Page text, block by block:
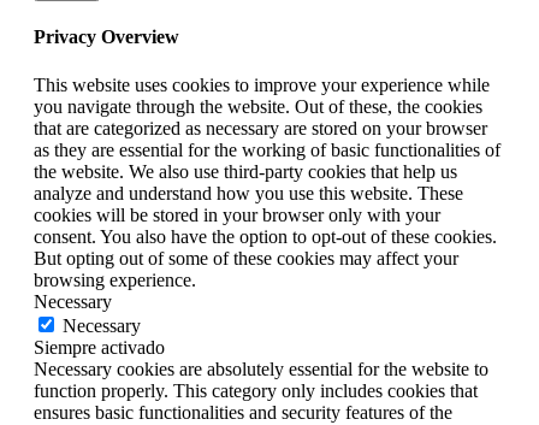
Privacy Overview
This website uses cookies to improve your experience while
you navigate through the website. Out of these, the cookies
that are categorized as necessary are stored on your browser
as they are essential for the working of basic functionalities of
the website. We also use third-party cookies that help us
analyze and understand how you use this website. These
cookies will be stored in your browser only with your
consent. You also have the option to opt-out of these cookies.
But opting out of some of these cookies may affect your
browsing experience.
Necessary
Necessary
Siempre activado
Necessary cookies are absolutely essential for the website to
function properly. This category only includes cookies that
ensures basic functionalities and security features of the